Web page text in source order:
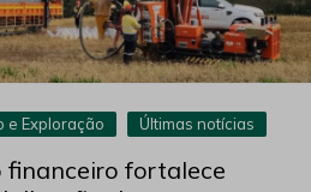
e Exploração Últimas notícias
financeiro fortalece